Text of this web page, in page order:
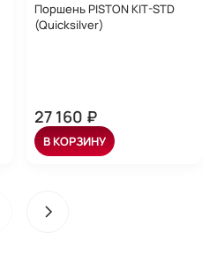
Поршень PISTON KIT-STD
(Quicksilver)
27 160 ₽
В КОРЗИНУ